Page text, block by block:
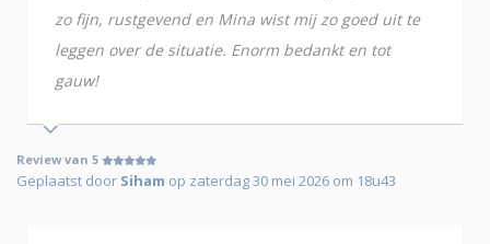
zo fijn, rustgevend en Mina wist mij zo goed uit te
leggen over de situatie. Enorm bedankt en tot
gauw!
Review van 5
Geplaatst door Siham op zaterdag 30 mei 2026 om 18u43